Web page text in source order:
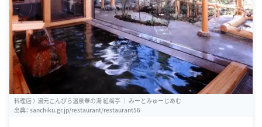
料理店 〉 湯元こんぴら温泉華の湯 紅梅亭 ｜ みーとみゅーじあむ
出典： sanchiku.gr.jp/restaurant/restaurant56